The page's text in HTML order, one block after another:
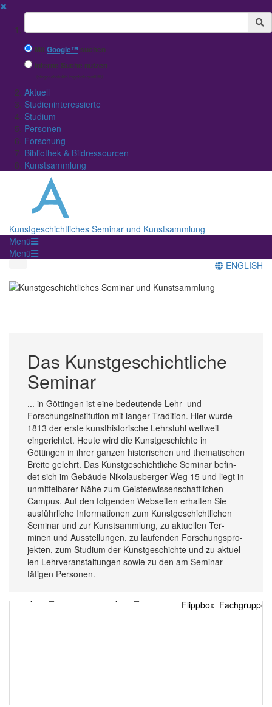
✖
Suchbegriff
MitGoogle™ suchen
Interne Suche nutzen
(eingeschränkte Ergebnisqualität)
Aktuell
Studieninteressierte
Studium
Personen
Forschung
Bibliothek & Bildressourcen
Kunstsammlung
Kunstgeschichtliches Seminar und Kunstsammlung
Menü
Menü
ENGLISH
Das Kunstgeschichtliche
Seminar
... in Göttingen ist eine bedeutende Lehr- und
Forschungsinstitution mit langer Tradition. Hier wurde
1813 der erste kunsthistorische Lehrstuhl weltweit
eingerichtet. Heute wird die Kunstgeschichte in
Göttingen in ihrer ganzen historischen und thematischen
Breite gelehrt. Das Kunst­ge­schicht­liche Seminar be­fin­
det sich im Ge­bäude Niko­laus­berger Weg 15 und lie­gt in
un­mittel­barer Nä­he zum Gei­stes­wissen­schaft­lich­en
Cam­pus. Auf den folgen­den Web­seiten er­hal­ten Sie
aus­führ­liche In­forma­tionen zum Kunst­ge­schicht­lichen
Seminar und zur Kunst­sam­mlung, zu aktuellen Ter­
minen und Aus­stellungen, zu laufen­den For­schungs­pro­
jekten, zum Stu­dium der Kunst­ge­schich­te und zu ak­tuel­
len Lehr­ver­an­stal­tung­en so­wie zu den am Se­minar
tätigen Per­sonen.